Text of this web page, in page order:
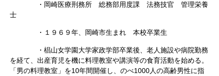
・岡崎医療刑務所 総務部用度課 法務技官 管理栄養
士
・１９６９年、岡崎市生まれ 本校卒業生
・椙山女学園大学家政学部卒業後、老人施設や病院勤務
を経て、出産育児を機に料理教室や講演等の食育活動を始める。
「男の料理教室」を10年間開催し、のべ1000人の高齢男性に指